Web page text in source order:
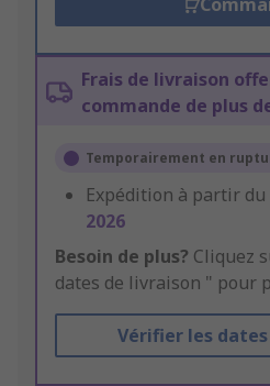
Frais de livraison
commande de plus
Temporairement en
Expédition à partir du
2026
Besoin de plus? Cliquez
dates de livraison " pour
Vérifier les